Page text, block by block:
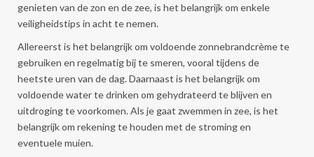
genieten van de zon en de zee, is het belangrijk om enkele
veiligheidstips in acht te nemen.
Allereerst is het belangrijk om voldoende zonnebrandcrème te
gebruiken en regelmatig bij te smeren, vooral tijdens de
heetste uren van de dag. Daarnaast is het belangrijk om
voldoende water te drinken om gehydrateerd te blijven en
uitdroging te voorkomen. Als je gaat zwemmen in zee, is het
belangrijk om rekening te houden met de stroming en
eventuele muien.